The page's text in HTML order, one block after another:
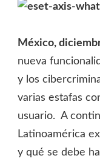
México,
nueva
y los
varias estafas
usuario. A
Latinoamérica
y qué se debe